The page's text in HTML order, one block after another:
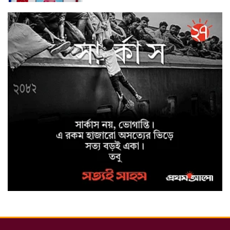
বিশ্ব বাঘ দিবস উপলক্ষে
বুড়িগোয়ালিনীতে লির্ডাসের
আয়োজনে আলোচনা সভা অনুষ্ঠিত
সাইবার ক্রাইম ইনভেস্টিগেশন সেল,
উদ্যোগে উদ্ধারকৃত আইফোন সহ
৩৫টি মোবাইল ফোন ও বিকাশ
প্রতারণার ৫০,০০০/- হস্তান্তর
মাগুরা জেলা পুলিশ সুপারের উদ্যোগে
ফরিদপুর জেলার কামারখালী টোল
প্লাজা এলাকা থেকে নিখোঁজ শিশু
আয়েশা নূর উদ্ধার
মাগুরায় উন্নত জাতের গাভী পালনে
অনুষ্ঠান